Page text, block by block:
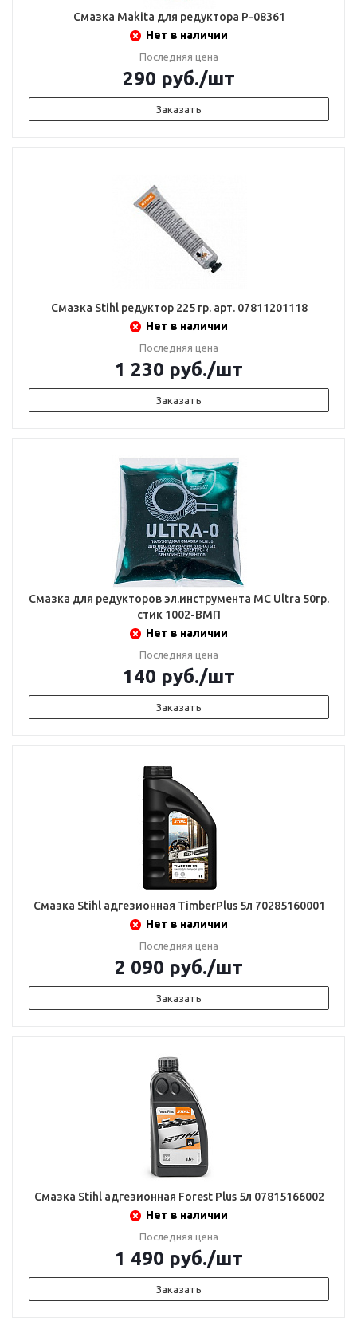
Смазка Makita для редуктора Р-08361
Нет в наличии
Последняя цена
290 руб./шт
Заказать
Смазка Stihl редуктор 225 гр. арт. 07811201118
Нет в наличии
Последняя цена
1 230 руб./шт
Заказать
Смазка для редукторов эл.инструмента МС Ultra 50гр.
стик 1002-ВМП
Нет в наличии
Последняя цена
140 руб./шт
Заказать
Смазка Stihl адгезионная TimberPlus 5л 70285160001
Нет в наличии
Последняя цена
2 090 руб./шт
Заказать
Смазка Stihl адгезионная Forest Plus 5л 07815166002
Нет в наличии
Последняя цена
1 490 руб./шт
Заказать